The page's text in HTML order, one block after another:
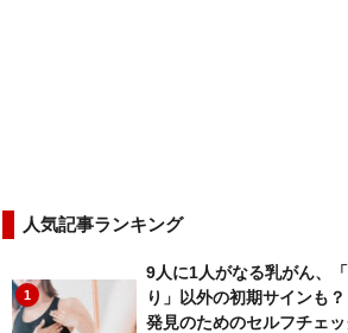
人気記事ランキング
1
9人に1人がなる乳がん、
り」以外の初期サインも？
発見のためのセルフチェ